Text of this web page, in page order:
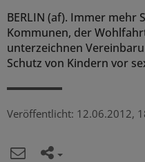
BERLIN (af). Immer mehr
Kommunen, der
unterzeichnen
Schutz von Kindern vor
Veröffentlicht: 12.06.2012,